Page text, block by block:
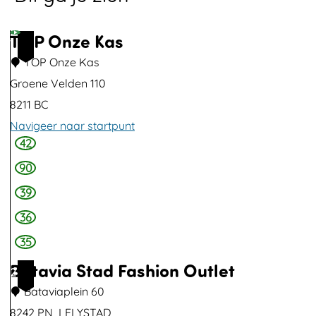
t
v
e
r
g
r
o
t
a
f
b
e
e
1TOP Onze Kas
TOP Onze Kas
Groene Velden 110
8211 BC
Navigeer naar startpunt
T
O
P
O
e
K
42
90
39
36
35
2
Batavia Stad Fashion Outlet
Bataviaplein 60
8242 PN LELYSTAD